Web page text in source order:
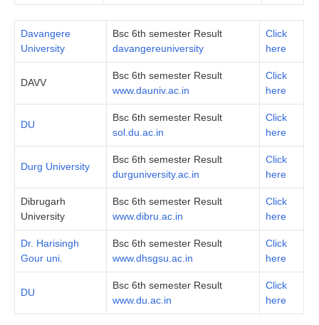
Davangere
University
Bsc 6th semester Result
davangereuniversity
Click
here
DAVV
Bsc 6th semester Result
www.dauniv.ac.in
Click
here
DU
Bsc 6th semester Result
sol.du.ac.in
Click
here
Durg University
Bsc 6th semester Result
durguniversity.ac.in
Click
here
Dibrugarh
University
Bsc 6th semester Result
www.dibru.ac.in
Click
here
Dr. Harisingh
Gour uni.
Bsc 6th semester Result
www.dhsgsu.ac.in
Click
here
DU
Bsc 6th semester Result
www.du.ac.in
Click
here